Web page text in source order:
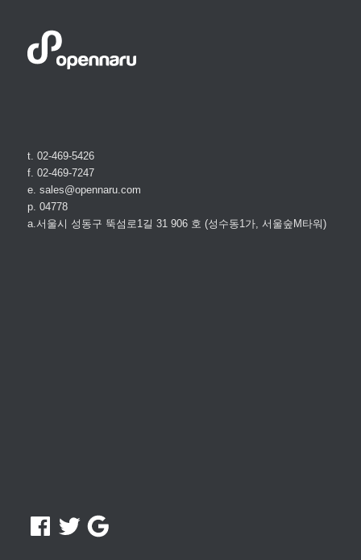
t. 02-469-5426
f. 02-469-7247
e. sales@opennaru.com
p. 04778
a.서울시 성동구 뚝섬로1길 31 906 호 (성수동1가, 서울숲M타워)
Facebook
TwitterGoogle